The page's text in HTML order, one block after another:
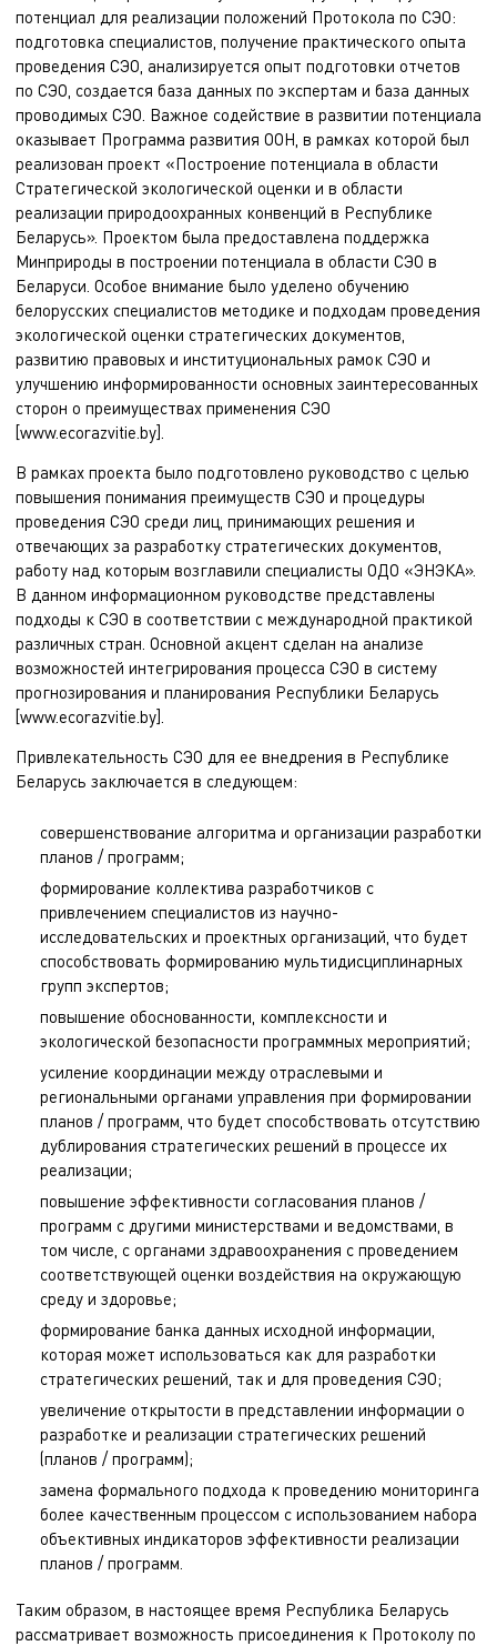
потенциал для реализации положений Протокола по СЭО:
подготовка специалистов, получение практического опыта
проведения СЭО, анализируется опыт подготовки отчетов
по СЭО, создается база данных по экспертам и база данных
проводимых СЭО. Важное содействие в развитии потенциала
оказывает Программа развития ООН, в рамках которой был
реализован проект «Построение потенциала в области
Стратегической экологической оценки и в области
реализации природоохранных конвенций в Республике
Беларусь». Проектом была предоставлена поддержка
Минприроды в построении потенциала в области СЭО в
Беларуси. Особое внимание было уделено обучению
белорусских специалистов методике и подходам проведения
экологической оценки стратегических документов,
развитию правовых и институциональных рамок СЭО и
улучшению информированности основных заинтересованных
сторон о преимуществах применения СЭО
[www.ecorazvitie.by].
В рамках проекта было подготовлено руководство с целью
повышения понимания преимуществ СЭО и процедуры
проведения СЭО среди лиц, принимающих решения и
отвечающих за разработку стратегических документов,
работу над которым возглавили специалисты ОДО «ЭНЭКА».
В данном информационном руководстве представлены
подходы к СЭО в соответствии с международной практикой
различных стран. Основной акцент сделан на анализе
возможностей интегрирования процесса СЭО в систему
прогнозирования и планирования Республики Беларусь
[www.ecorazvitie.by].
Привлекательность СЭО для ее внедрения в Республике
Беларусь заключается в следующем:
совершенствование алгоритма и организации разработки
планов / программ;
формирование коллектива разработчиков с
привлечением специалистов из научно-
исследовательских и проектных организаций, что будет
способствовать формированию мультидисциплинарных
групп экспертов;
повышение обоснованности, комплексности и
экологической безопасности программных мероприятий;
усиление координации между отраслевыми и
региональными органами управления при формировании
планов / программ, что будет способствовать отсутствию
дублирования стратегических решений в процессе их
реализации;
повышение эффективности согласования планов /
программ с другими министерствами и ведомствами, в
том числе, с органами здравоохранения с проведением
соответствующей оценки воздействия на окружающую
среду и здоровье;
формирование банка данных исходной информации,
которая может использоваться как для разработки
стратегических решений, так и для проведения СЭО;
увеличение открытости в представлении информации о
разработке и реализации стратегических решений
(планов / программ);
замена формального подхода к проведению мониторинга
более качественным процессом с использованием набора
объективных индикаторов эффективности реализации
планов / программ.
Таким образом, в настоящее время Республика Беларусь
рассматривает возможность присоединения к Протоколу по